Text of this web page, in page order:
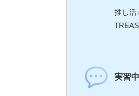
推し活
実習